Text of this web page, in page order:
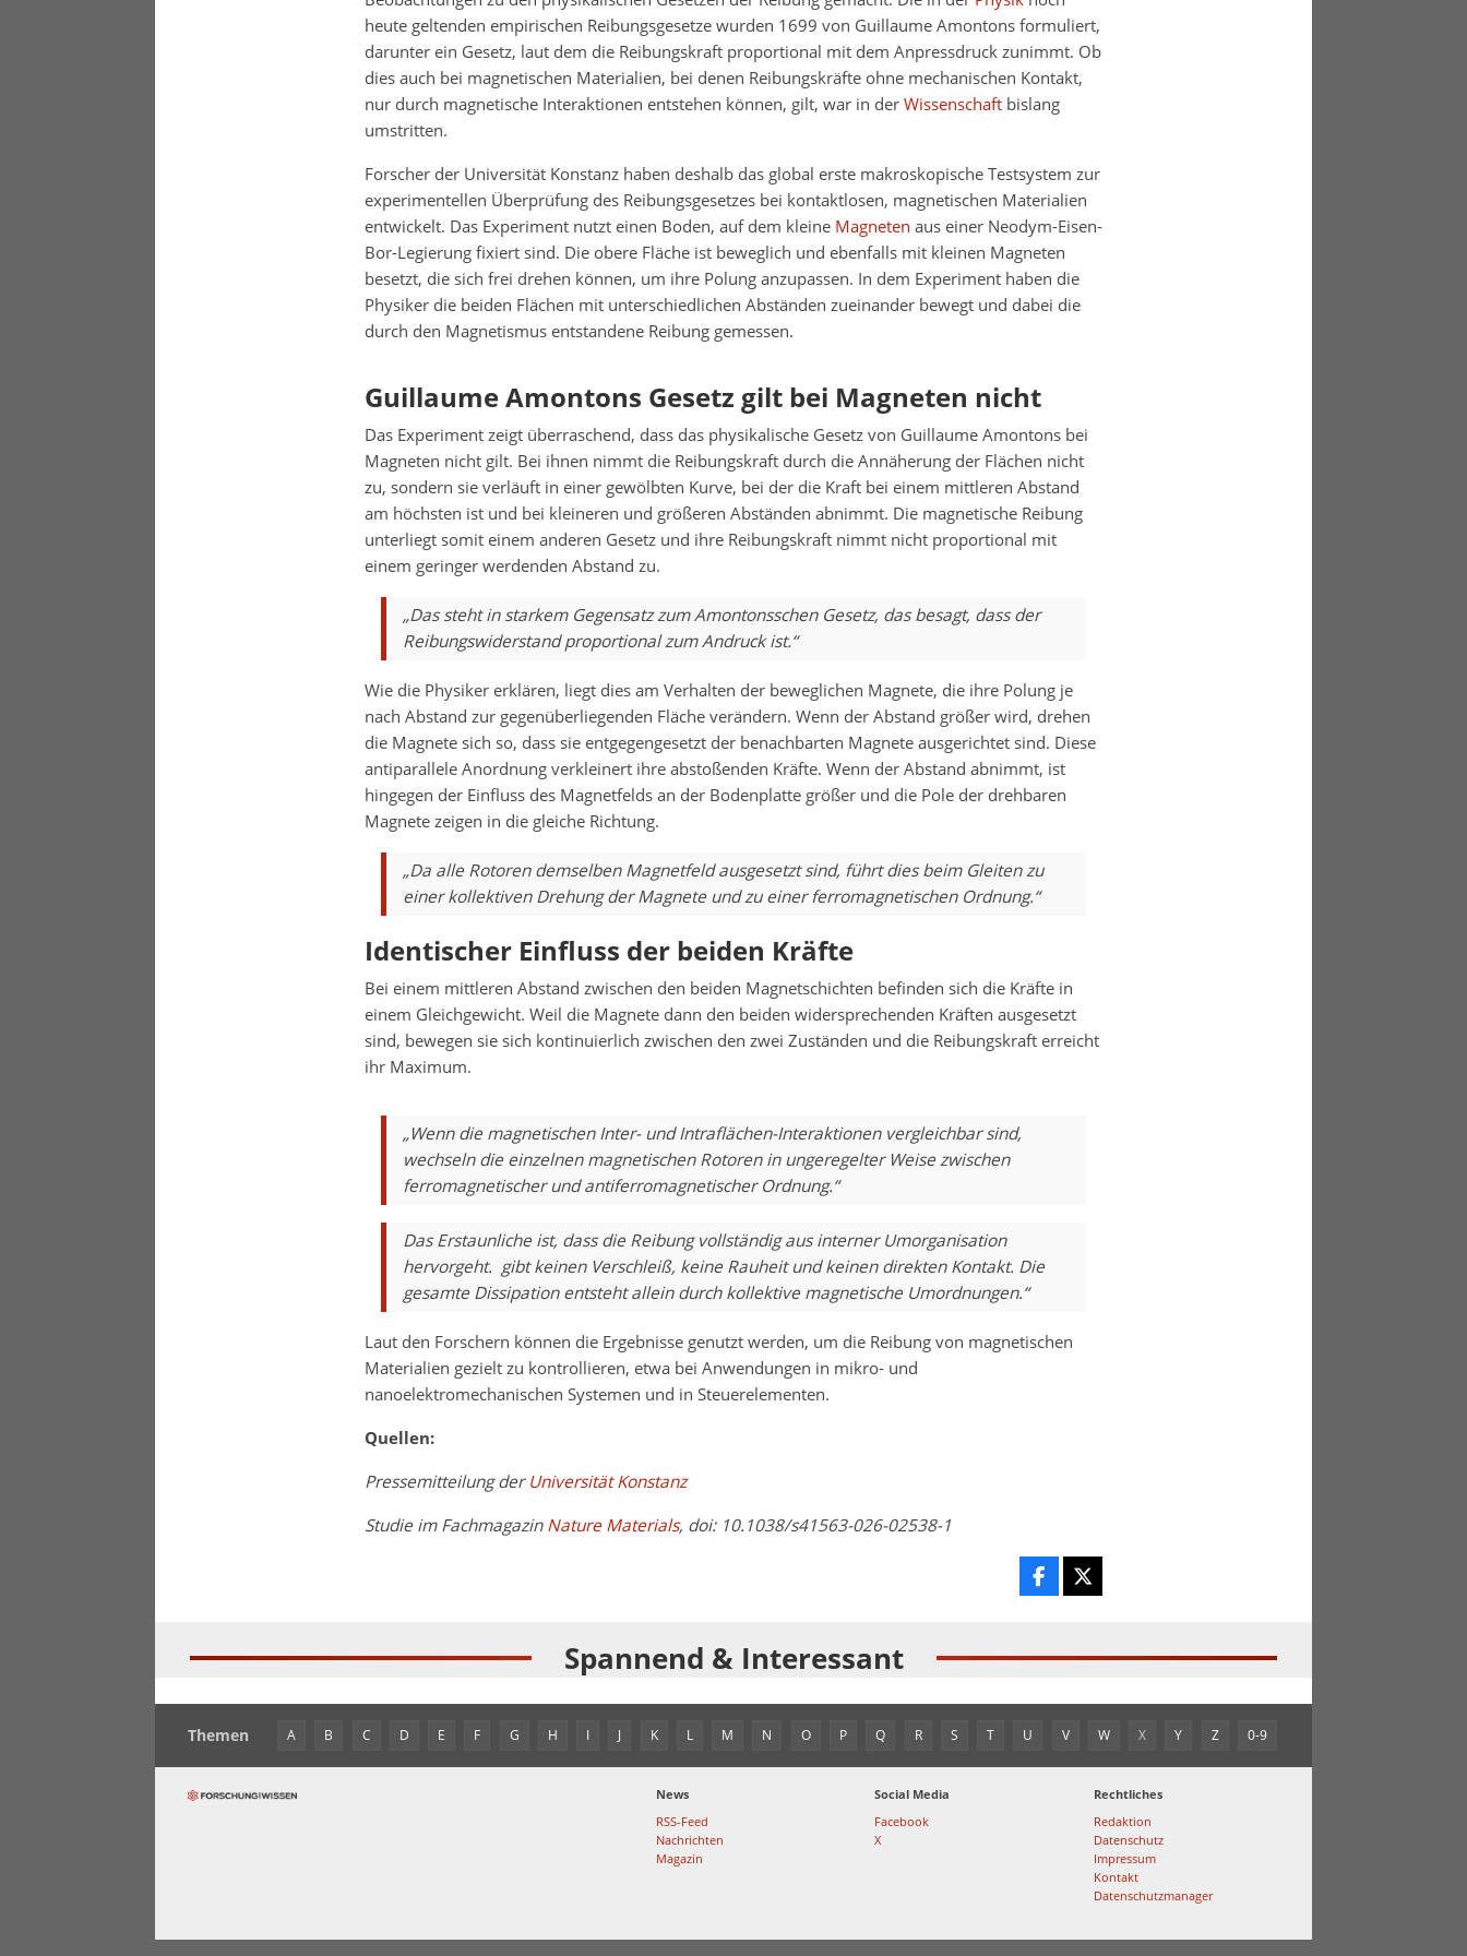
heute geltenden empirischen Reibungsgesetze wurden 1699 von Guillaume Amontons formuliert,
darunter ein Gesetz, laut dem die Reibungskraft proportional mit dem Anpressdruck zunimmt. Ob
dies auch bei magnetischen Materialien, bei denen Reibungskräfte ohne mechanischen Kontakt,
nur durch magnetische Interaktionen entstehen können, gilt, war in derWissenschaftbislang
umstritten.
Forscher der Universität Konstanz haben deshalb das global erste makroskopische Testsystem zur
experimentellen Überprüfung des Reibungsgesetzes bei kontaktlosen, magnetischen Materialien
entwickelt. Das Experiment nutzt einen Boden, auf dem kleine Magneten aus einer Neodym-Eisen-
Bor-Legierung fixiert sind. Die obere Fläche ist beweglich und ebenfalls mit kleinen Magneten
besetzt, die sich frei drehen können, um ihre Polung anzupassen. In dem Experiment haben die
Physiker die beiden Flächen mit unterschiedlichen Abständen zueinander bewegt und dabei die
durch den Magnetismus entstandene Reibung gemessen.
Guillaume Amontons Gesetz gilt bei Magneten nicht
Das Experiment zeigt überraschend, dass das physikalische Gesetz von Guillaume Amontons bei
Magneten nicht gilt. Bei ihnen nimmt die Reibungskraft durch die Annäherung der Flächen nicht
zu, sondern sie verläuft in einer gewölbten Kurve, bei der die Kraft bei einem mittleren Abstand
am höchsten ist und bei kleineren und größeren Abständen abnimmt. Die magnetische Reibung
unterliegt somit einem anderen Gesetz und ihre Reibungskraft nimmt nicht proportional mit
einem geringer werdenden Abstand zu.
„Das steht in starkem Gegensatz zum Amontonsschen Gesetz, das besagt, dass der
Reibungswiderstand proportional zum Andruck ist.“
Wie die Physiker erklären, liegt dies am Verhalten der beweglichen Magnete, die ihre Polung je
nach Abstand zur gegenüberliegenden Fläche verändern. Wenn der Abstand größer wird, drehen
die Magnete sich so, dass sie entgegengesetzt der benachbarten Magnete ausgerichtet sind. Diese
antiparallele Anordnung verkleinert ihre abstoßenden Kräfte. Wenn der Abstand abnimmt, ist
hingegen der Einfluss des Magnetfelds an der Bodenplatte größer und die Pole der drehbaren
Magnete zeigen in die gleiche Richtung.
„Da alle Rotoren demselben Magnetfeld ausgesetzt sind, führt dies beim Gleiten zu
einer kollektiven Drehung der Magnete und zu einer ferromagnetischen Ordnung.“
Identischer Einfluss der beiden Kräfte
Bei einem mittleren Abstand zwischen den beiden Magnetschichten befinden sich die Kräfte in
einem Gleichgewicht. Weil die Magnete dann den beiden widersprechenden Kräften ausgesetzt
sind, bewegen sie sich kontinuierlich zwischen den zwei Zuständen und die Reibungskraft erreicht
ihr Maximum.
„Wenn die magnetischen Inter- und Intraflächen-Interaktionen vergleichbar sind,
wechseln die einzelnen magnetischen Rotoren in ungeregelter Weise zwischen
ferromagnetischer und antiferromagnetischer Ordnung.“
Das Erstaunliche ist, dass die Reibung vollständig aus interner Umorganisation
hervorgeht. gibt keinen Verschleiß, keine Rauheit und keinen direkten Kontakt. Die
gesamte Dissipation entsteht allein durch kollektive magnetische Umordnungen.“
Laut den Forschern können die Ergebnisse genutzt werden, um die Reibung von magnetischen
Materialien gezielt zu kontrollieren, etwa bei Anwendungen in mikro- und
nanoelektromechanischen Systemen und in Steuerelementen.
Quellen:
Pressemitteilung derUniversität Konstanz
Studie im FachmagazinNature Materials, doi:10.1038/s41563-026-02538-1
Spannend & Interessant
Themen A B C D E F G H I J K L M N O P Q R S T U V W X Y Z 0-9
News
RSS-Feed
Nachrichten
Magazin
Social Media
Facebook
X
Rechtliches
Redaktion
Datenschutz
Impressum
Kontakt
Datenschutzmanager